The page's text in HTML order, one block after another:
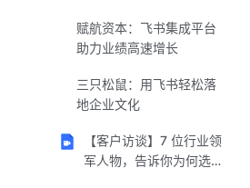
赋航资本：飞书集成平台
助力业绩高速增长
三只松鼠：用飞书轻松落
地企业文化
【客户访谈】7 位行业领
军人物，告诉你为何选择